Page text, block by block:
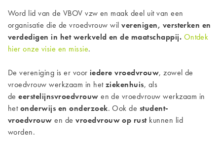
Word lid van de VBOV vzw en maak deel uit van een
organisatie die de vroedvrouw wilverenigen, versterken en
verdedigen in het werkveld en de maatschappij. Ontdek
hier onze visie en missie.
De vereniging is er voor iedere vroedvrouw, zowel de
vroedvrouw werkzaam in hetziekenhuis, als
deeerstelijnsvroedvrouw en de vroedvrouw werkzaam in
hetonderwijs en onderzoek. Ook de student-
vroedvrouw en devroedvrouw op rust kunnen lid
worden.